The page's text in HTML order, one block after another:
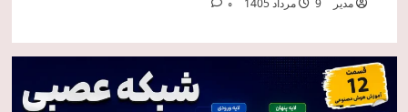
مدیر 9 مرداد 1405 0